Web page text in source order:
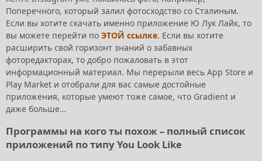
Поперечного, который залил фотосходство со Сталиным.
Если вы хотите скачать именно приложение Ю Лук Лайк, то
вы можете перейти по ЭТОЙ ссылке. Если вы хотите
расширить свой горизонт знаний о забавных
фоторедакторах, то добро пожаловать в этот
информационный материал. Мы перерыли весь App Store и
Play Market и отобрали для вас самые достойные
приложения, которые умеют тоже самое, что Gradient и
даже больше…
Программы на кого ты похож – полный список
приложений по типу You Look Like